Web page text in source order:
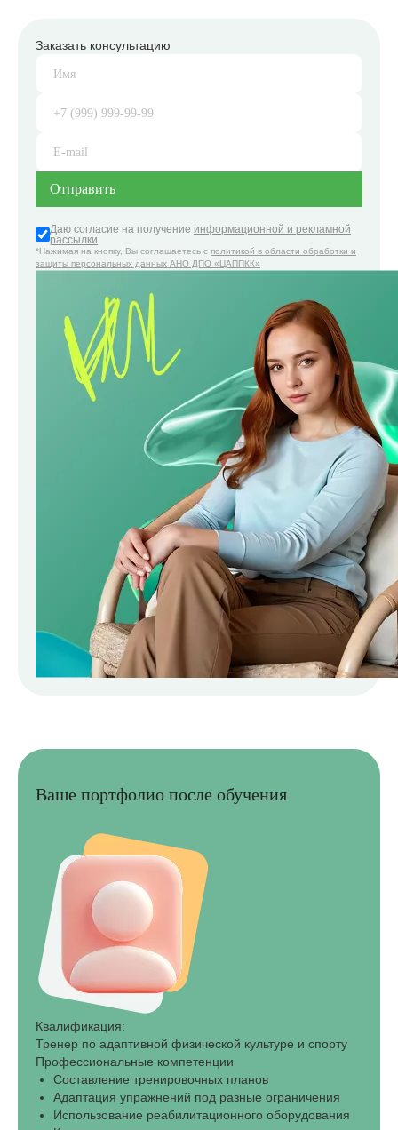
Заказать консультацию
Даю согласие на получение информационной и рекламной
рассылки
*Нажимая на кнопку, Вы соглашаетесь с политикой в области обработки и
защиты персональных данных АНО ДПО «ЦАППКК»
Ваше портфолио после обучения
Квалификация:
Тренер по адаптивной физической культуре и спорту
Профессиональные компетенции
Составление тренировочных планов
Адаптация упражнений под разные ограничения
Использование реабилитационного оборудования